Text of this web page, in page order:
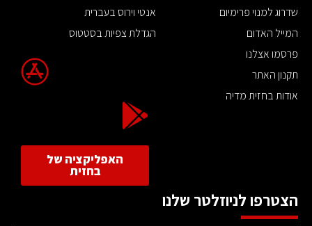
שדרוג למנוי פרימיום
המייל האדום
פרסמו אצלנו
תקנון האתר
אודות בחזית מדיה
אנטי וירוס בעברית
הגדלת צפיות בסטטוס
האפליקציה של
בחזית
הצטרפו לניוזלטר שלנו